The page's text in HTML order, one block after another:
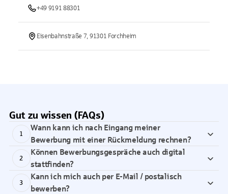
+49 9191 88301
Eisenbahnstraße 7, 91301 Forchheim
Gut zu wissen (FAQs)
1
Wann kann ich nach Eingang meiner
Bewerbung mit einer Rückmeldung rechnen?
2
Können Bewerbungsgespräche auch digital
stattfinden?
3
Kann ich mich auch per E-Mail / postalisch
bewerben?